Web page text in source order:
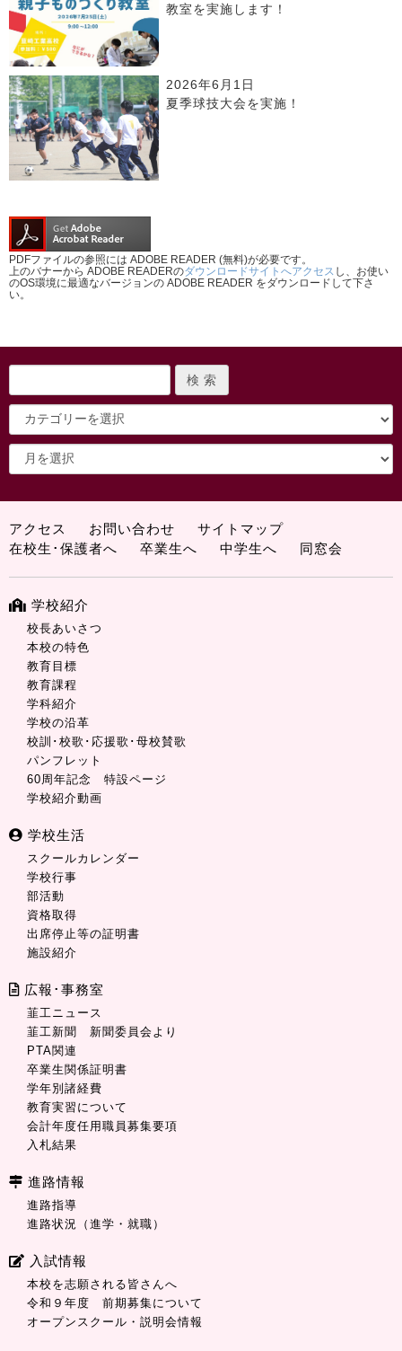
教室を実施します！
2026年6月1日
夏季球技大会を実施！
PDFファイルの参照には ADOBE READER (無料)が必要です。
上のバナーから ADOBE READERのダウンロードサイトへアクセス し、お使い
のOS環境に最適なバージョンの ADOBE READER をダウンロードして下さ
い。
アクセス お問い合わせ
サイトマップ
在校生･保護者へ
卒業生へ 中学生へ 同窓会
学校紹介
校長あいさつ
本校の特色
教育目標
教育課程
学科紹介
学校の沿革
校訓･校歌･応援歌･母校賛歌
パンフレット
60周年記念 特設ページ
学校紹介動画
学校生活
スクールカレンダー
学校行事
部活動
資格取得
出席停止等の証明書
施設紹介
広報･事務室
韮工ニュース
韮工新聞 新聞委員会より
PTA関連
卒業生関係証明書
学年別諸経費
教育実習について
会計年度任用職員募集要項
入札結果
進路情報
進路指導
進路状況（進学・就職）
入試情報
本校を志願される皆さんへ
令和９年度 前期募集について
オープンスクール・説明会情報